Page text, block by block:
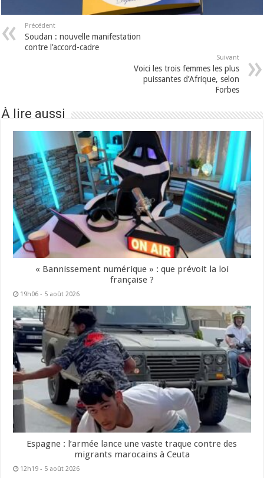
Précédent
Soudan : nouvelle manifestation
contre l’accord-cadre
Suivant
Voici les trois femmes les plus
puissantes d’Afrique, selon
Forbes
À lire aussi
« Bannissement numérique » : que prévoit la loi
française ?
19h06 - 5 août 2026
Espagne : l’armée lance une vaste traque contre des
migrants marocains à Ceuta
12h19 - 5 août 2026